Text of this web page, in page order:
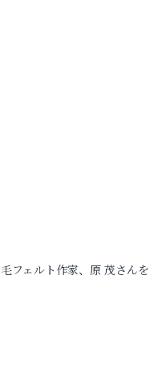
フェルト作家、原 茂さん